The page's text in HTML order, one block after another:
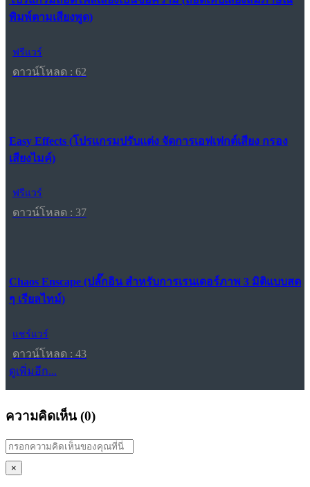
พิมพ์ตามเสียงพูด)
ฟรีแวร์
ดาวน์โหลด : 62
Easy Effects (โปรแกรมปรับแต่ง จัดการเอฟเฟกต์เสียง กรอง
เสียงไมค์)
ฟรีแวร์
ดาวน์โหลด : 37
Chaos Enscape (ปลั๊กอิน สำหรับการเรนเดอร์ภาพ 3 มิติแบบสด
ๆ เรียลไทม์)
แชร์แวร์
ดาวน์โหลด : 43
ดูเพิ่มอีก...
ความคิดเห็น (0)
×